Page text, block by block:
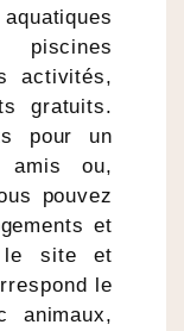
activités,
gratuits.
pour un
amis ou,
pouvez
et
le site et
le
animaux,